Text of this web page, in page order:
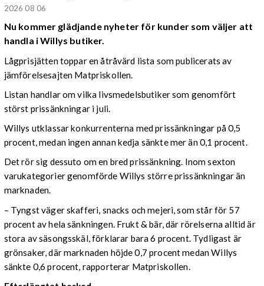
2026 08 06
Nu kommer glädjande nyheter för kunder som väljer att
handla i Willys butiker.
Lågprisjätten toppar en åtråvärd lista som publicerats av
jämförelsesajten Matpriskollen.
Listan handlar om vilka livsmedelsbutiker som genomfört
störst prissänkningar i juli.
Willys utklassar konkurrenterna med prissänkningar på 0,5
procent, medan ingen annan kedja sänkte mer än 0,1 procent.
Det rör sig dessuto om en bred prissänkning. Inom sexton
varukategorier genomförde Willys större prissänkningar än
marknaden.
– Tyngst väger skafferi, snacks och mejeri, som står för 57
procent av hela sänkningen. Frukt & bär, där rörelserna alltid är
stora av säsongsskäl, förklarar bara 6 procent. Tydligast är
grönsaker, där marknaden höjde 0,7 procent medan Willys
sänkte 0,6 procent, rapporterar Matpriskollen.